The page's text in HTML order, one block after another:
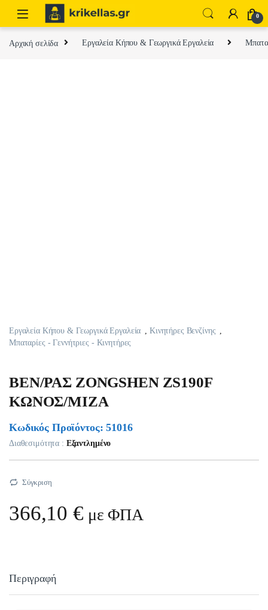
Skip to navigation
Skip to content
0
Αρχική σελίδα Εργαλεία Κήπου & Γεωργικά Εργαλεία
Εργαλεία Κήπου & Γεωργικά Εργαλεία Κινητήρες Βενζίνης
Μπαταρίες - Γεννήτριες - Κινητήρες
BEN/PAΣ ZONGSHEN ZS190F
KΩNOΣ/MIZA
Κωδικός Προϊόντος: 51016
Διαθεσιμότητα : Εξαντλημένο
Σύγκριση
366,10€ με ΦΠΑ
Περιγραφή